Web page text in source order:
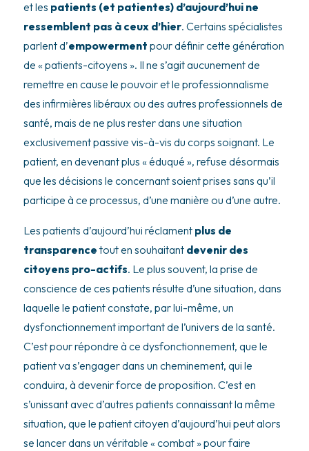
et les patients (et patientes) d’aujourd’hui ne
ressemblent pas à ceux d’hier. Certains spécialistes
parlent d’empowerment pour définir cette génération
de « patients-citoyens ». Il ne s’agit aucunement de
remettre en cause le pouvoir et le professionnalisme
des infirmières libéraux ou des autres professionnels de
santé, mais de ne plus rester dans une situation
exclusivement passive vis-à-vis du corps soignant. Le
patient, en devenant plus « éduqué », refuse désormais
que les décisions le concernant soient prises sans qu’il
participe à ce processus, d’une manière ou d’une autre.
Les patients d’aujourd’hui réclament plus de
transparence tout en souhaitant devenir des
citoyens pro-actifs. Le plus souvent, la prise de
conscience de ces patients résulte d’une situation, dans
laquelle le patient constate, par lui-même, un
dysfonctionnement important de l’univers de la santé.
C’est pour répondre à ce dysfonctionnement, que le
patient va s’engager dans un cheminement, qui le
conduira, à devenir force de proposition. C’est en
s’unissant avec d’autres patients connaissant la même
situation, que le patient citoyen d’aujourd’hui peut alors
se lancer dans un véritable « combat » pour faire